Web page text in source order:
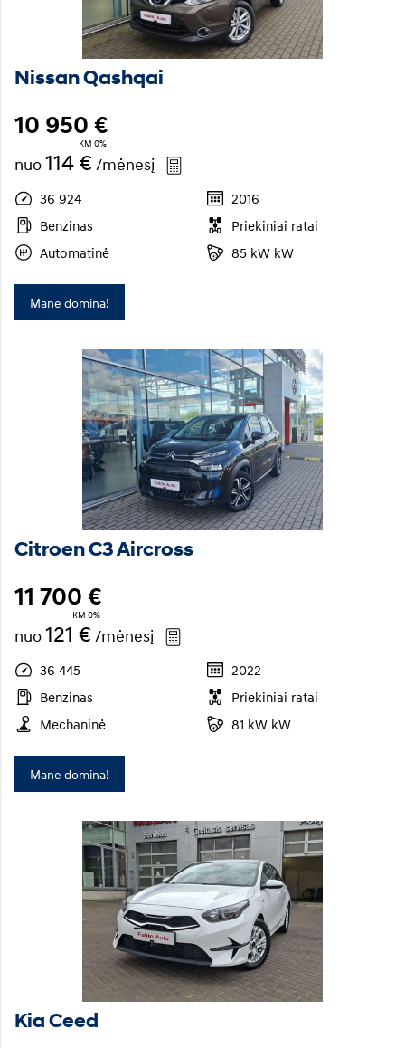
Nissan Qashqai
10 950 €
KM 0%
nuo114 € /mėnesį
36 924
2016
Benzinas
Priekiniai ratai
Automatinė
85 kW kW
Mane domina!
Citroen C3 Aircross
11 700 €
KM 0%
nuo121 € /mėnesį
36 445
2022
Benzinas
Priekiniai ratai
Mechaninė
81 kW kW
Mane domina!
Kia Ceed